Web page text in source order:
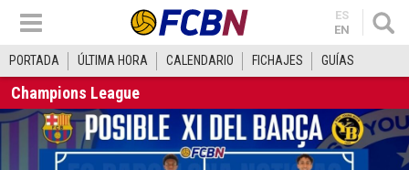
ES
EN
PORTADA ÚLTIMA HORA CALENDARIO FICHAJES GUÍAS
Champions League